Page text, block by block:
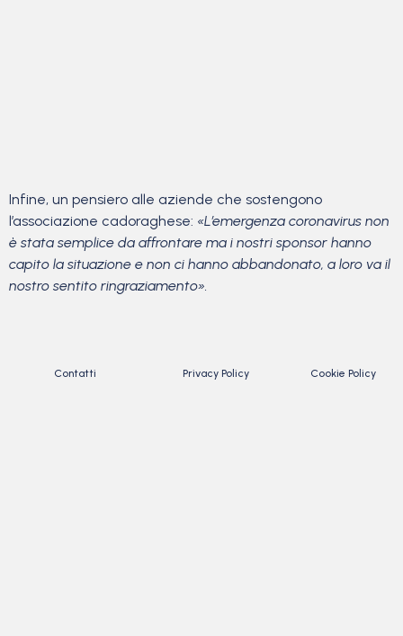
Infine, un pensiero alle aziende che sostengono
l’associazione cadoraghese: «L’emergenza coronavirus non
è stata semplice da affrontare ma i nostri sponsor hanno
capito la situazione e non ci hanno abbandonato, a loro va il
nostro sentito ringraziamento».
Contatti Privacy Policy Cookie Policy